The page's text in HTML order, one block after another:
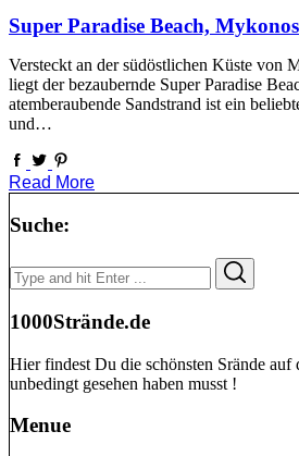
Super Paradise Beach, Mykonos
Versteckt an der südöstlichen Küste von
liegt der bezaubernde Super Paradise
atemberaubende Sandstrand ist ein
und…
Read More
Suche:
Search
for:
1000Strände.de
Hier findest Du die schönsten Srände auf
unbedingt gesehen haben musst !
Menue